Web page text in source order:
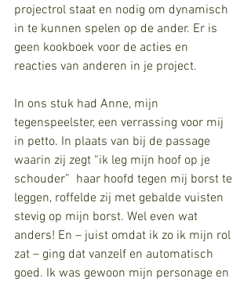
projectrol staat en nodig om dynamisch
in te kunnen spelen op de ander. Er is
geen kookboek voor de acties en
reacties van anderen in je project.
In ons stuk had Anne, mijn
tegenspeelster, een verrassing voor mij
in petto. In plaats van bij de passage
waarin zij zegt “ik leg mijn hoof op je
schouder”  haar hoofd tegen mij borst te
leggen, roffelde zij met gebalde vuisten
stevig op mijn borst. Wel even wat
anders! En – juist omdat ik zo ik mijn rol
zat – ging dat vanzelf en automatisch
goed. Ik was gewoon mijn personage en